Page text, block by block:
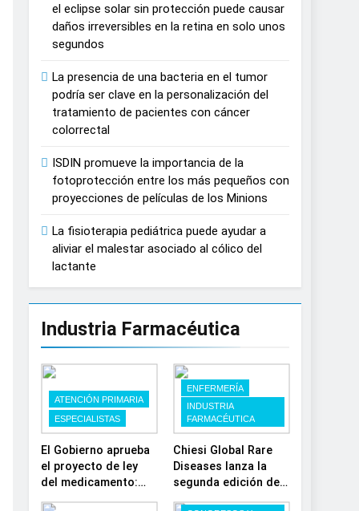
estratégica y modernización
muscular del deportista
mirar al Sol sin protección puede
el eclipse solar sin protección puede causar
daños irreversibles en la retina en solo unos
segundos
La presencia de una bacteria en el tumor
podría ser clave en la personalización del
tratamiento de pacientes con cáncer
colorrectal
ISDIN promueve la importancia de la
fotoprotección entre los más pequeños con
proyecciones de películas de los Minions
La fisioterapia pediátrica puede ayudar a
aliviar el malestar asociado al cólico del
lactante
Industria Farmacéutica
ATENCIÓN PRIMARIA
ESPECIALISTAS
El Gobierno aprueba
el proyecto de ley
del medicamento:
ENFERMERÍA
INDUSTRIA
FARMACÉUTICA
Chiesi Global Rare
Diseases lanza la
segunda edición de